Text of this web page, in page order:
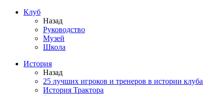
Клуб
Назад
Руководство
Музей
Школа
История
Назад
25 лучших игроков и тренеров в истории клуба
История Трактора